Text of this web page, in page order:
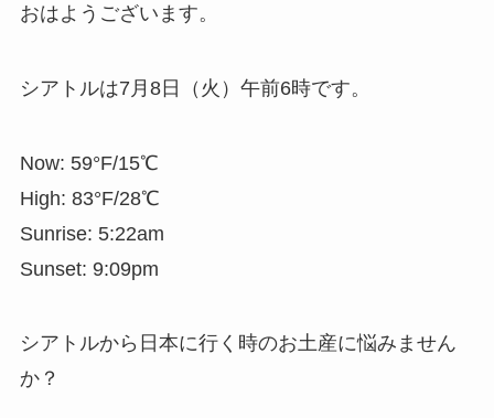
おはようございます。
シアトルは7月8日（火）午前6時です。
Now: 59°F/15℃
High: 83°F/28℃
Sunrise: 5:22am
Sunset: 9:09pm
シアトルから日本に行く時のお土産に悩みません
か？